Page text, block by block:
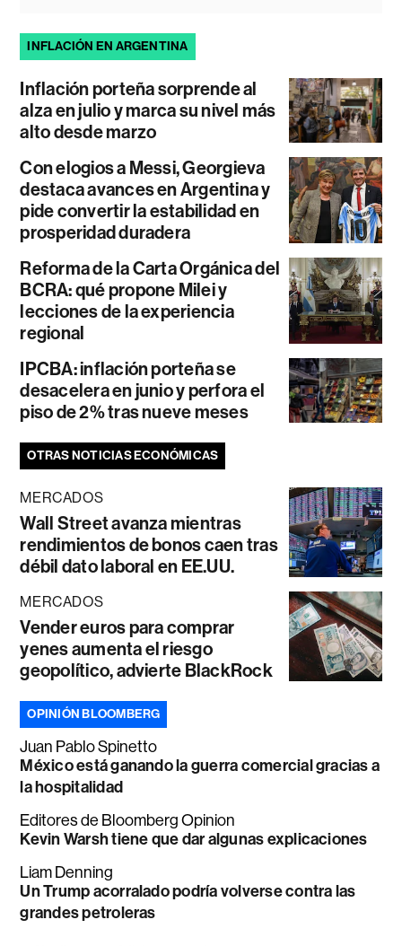
INFLACIÓN EN ARGENTINA
Inflación porteña sorprende al
alza en julio y marca su nivel más
alto desde marzo
Con elogios a Messi, Georgieva
destaca avances en Argentina y
pide convertir la estabilidad en
prosperidad duradera
Reforma de la Carta Orgánica del
BCRA: qué propone Milei y
lecciones de la experiencia
regional
IPCBA: inflación porteña se
desacelera en junio y perfora el
piso de 2% tras nueve meses
OTRAS NOTICIAS ECONÓMICAS
MERCADOS
Wall Street avanza mientras
rendimientos de bonos caen tras
débil dato laboral en EE.UU.
MERCADOS
Vender euros para comprar
yenes aumenta el riesgo
geopolítico, advierte BlackRock
OPINIÓN BLOOMBERG
Juan Pablo Spinetto
México está ganando la guerra comercial gracias a
la hospitalidad
Editores de Bloomberg Opinion
Kevin Warsh tiene que dar algunas explicaciones
Liam Denning
Un Trump acorralado podría volverse contra las
grandes petroleras